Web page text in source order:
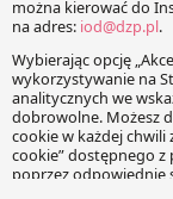
Wszystkim
Facebook